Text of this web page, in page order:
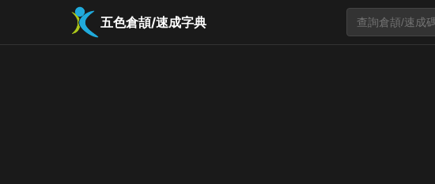
五色倉頡/速成字典